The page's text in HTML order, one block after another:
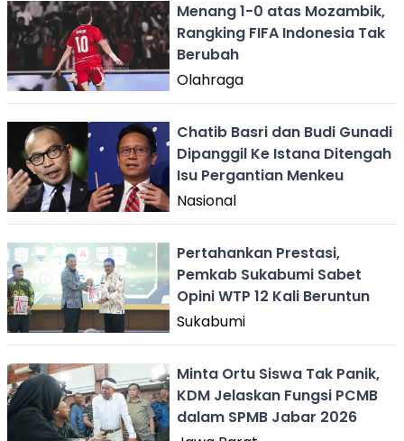
Menang 1-0 atas Mozambik,
Rangking FIFA Indonesia Tak
Berubah
Olahraga
Chatib Basri dan Budi Gunadi
Dipanggil Ke Istana Ditengah
Isu Pergantian Menkeu
Nasional
Pertahankan Prestasi,
Pemkab Sukabumi Sabet
Opini WTP 12 Kali Beruntun
Sukabumi
Minta Ortu Siswa Tak Panik,
KDM Jelaskan Fungsi PCMB
dalam SPMB Jabar 2026